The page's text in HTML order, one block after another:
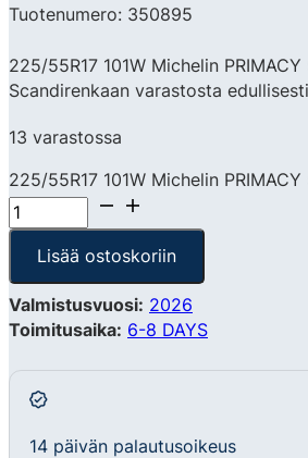
Tuotenumero: 350895
225/55R17 101W Michelin PRIMACY
Scandirenkaan varastosta
13 varastossa
225/55R17 101W Michelin
Lisää ostoskoriin
Valmistusvuosi: 2026
Toimitusaika: 6-8 DAYS
14 päivän palautusoikeus